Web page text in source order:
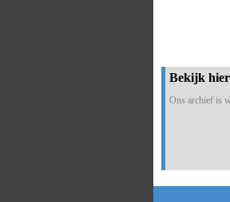
Bekijk
Ons archief is